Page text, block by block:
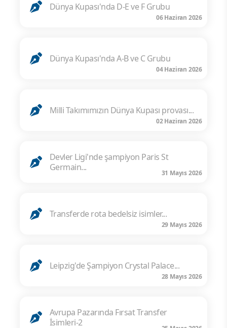
Dünya Kupası'nda D-E ve F Grubu
06 Haziran 2026
Dünya Kupası'nda A-B ve C Grubu
04 Haziran 2026
Milli Takımımızın Dünya Kupası provası...
02 Haziran 2026
Devler Ligi'nde şampiyon Paris St
Germain...
31 Mayıs 2026
Transferde rota bedelsiz isimler...
29 Mayıs 2026
Leipzig'de Şampiyon Crystal Palace...
28 Mayıs 2026
Avrupa Pazarında Fırsat Transfer
İsimleri-2